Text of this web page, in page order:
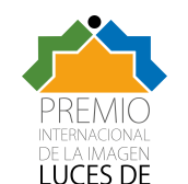
contenido